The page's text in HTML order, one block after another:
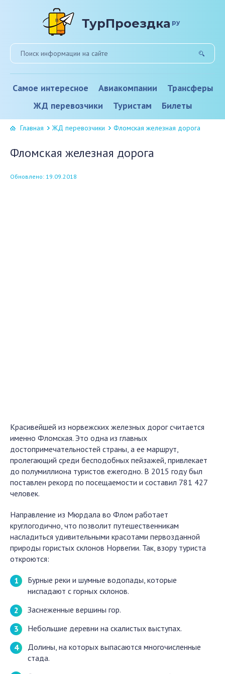
ТурПроездка ру
Самое интересное Авиакомпании
Трансферы
ЖД перевозчики
Туристам Билеты
Главная ЖД перевозчики Фломская железная дорога
Фломская железная дорога
Обновлено: 19.09.2018
Красивейшей из норвежских железных дорог считается
именно Фломская. Это одна из главных
достопримечательностей страны, а ее маршрут,
пролегающий среди бесподобных пейзажей, привлекает
до полумиллиона туристов ежегодно. В 2015 году был
поставлен рекорд по посещаемости и составил 781 427
человек.
Направление из Мюрдала во Флом работает
круглогодично, что позволит путешественникам
насладиться удивительными красотами первозданной
природы гористых склонов Норвегии. Так, взору туриста
откроются:
Бурные реки и шумные водопады, которые
ниспадают с горных склонов.
Заснеженные вершины гор.
Небольшие деревни на скалистых выступах.
Долины, на которых выпасаются многочисленные
стада.